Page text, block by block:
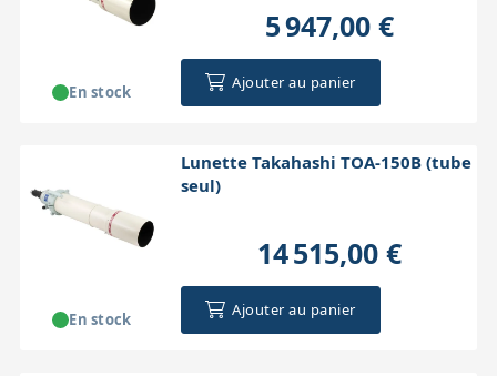
5 947,00 €
Ajouter au panier
En stock
Lunette Takahashi TOA-150B (tube
seul)
14 515,00 €
Ajouter au panier
En stock